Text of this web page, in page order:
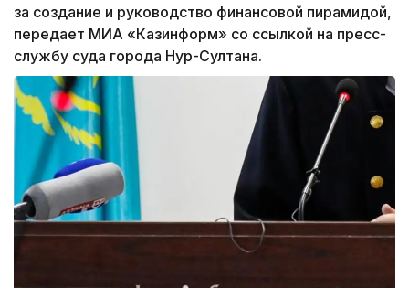
за создание и руководство финансовой пирамидой,
передает МИА «Казинформ» со ссылкой на пресс-
службу суда города Нур-Султана.